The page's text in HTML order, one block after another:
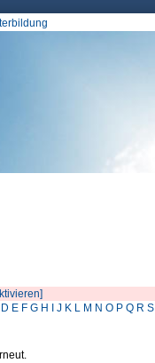
D E F G H J K L M N O P Q R S